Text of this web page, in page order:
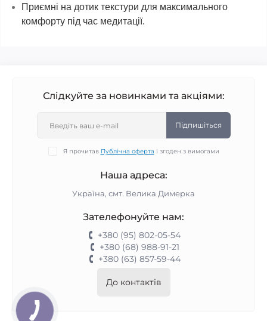
Приємні на дотик текстури для максимального
комфорту під час медитації.
Слідкуйте за новинками та акціями:
Підпишіться
Я прочитав Публічна оферта і згоден з вимогами
Наша адреса:
Україна, смт. Велика Димерка
Зателефонуйте нам:
+380 (95) 802-05-54
+380 (68) 988-91-21
+380 (63) 857-59-44
До контактів